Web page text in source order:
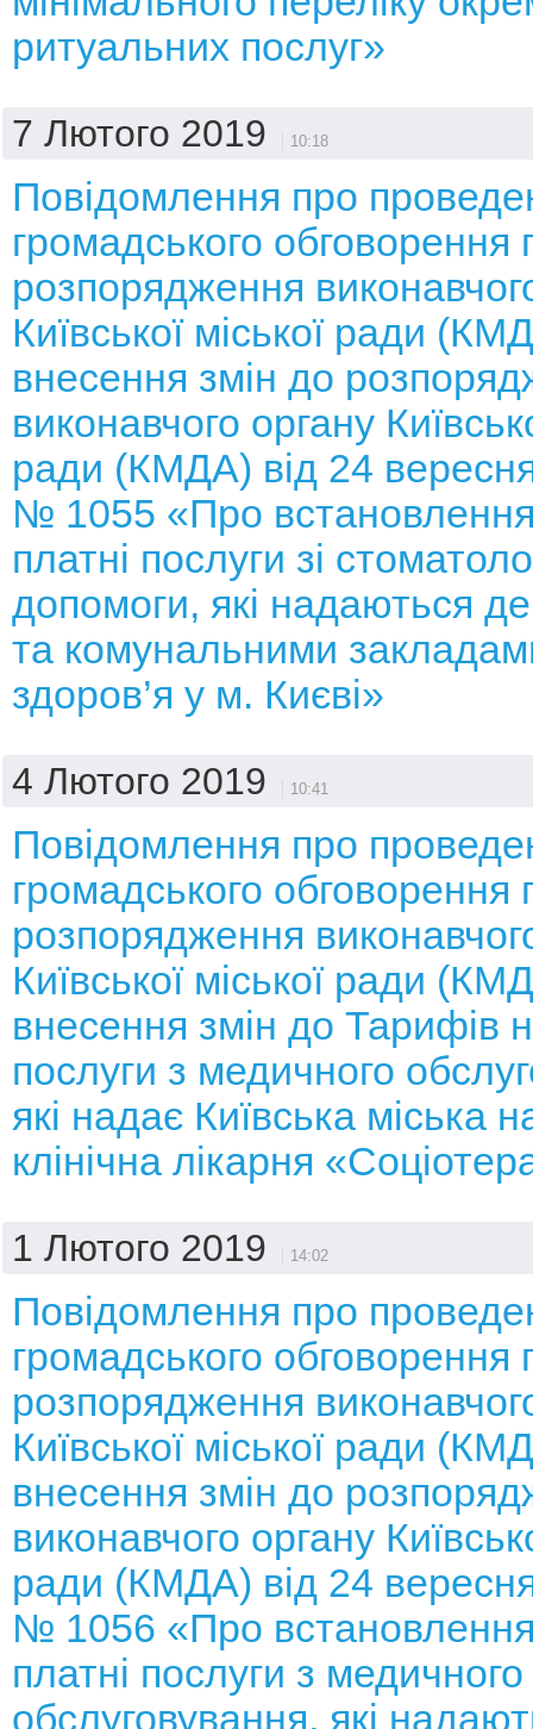
ритуальних послуг»
7 Лютого 2019 10:18
Повідомлення про
громадського обговорення
розпорядження
Київської міської ради
внесення змін до
виконавчого органу
ради (КМДА) від 24
№ 1055 «Про
платні послуги зі
допомоги, які надаються
та комунальними
здоров’я у м. Києві»
4 Лютого 2019 10:41
Повідомлення про
громадського обговорення
розпорядження
Київської міської ради
внесення змін до Тарифів
послуги з медичного
які надає Київська міська
клінічна лікарня
1 Лютого 2019 14:02
Повідомлення про
громадського обговорення
розпорядження
Київської міської ради
внесення змін до
виконавчого органу
ради (КМДА) від 24
№ 1056 «Про
платні послуги з медичного
обслуговування, які